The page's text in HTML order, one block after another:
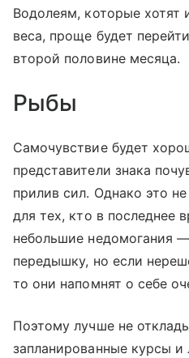
Водолеям, которые хотят
веса, проще будет
второй половине месяца.
Рыбы
Самочувствие будет
представители знака
прилив сил. Однако это
для тех, кто в последнее
небольшие недомогания
передышку, но если
то они напомнят о себе
Поэтому лучше не
запланированные курсы